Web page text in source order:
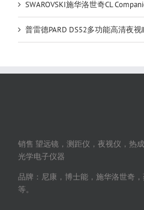
SWAROVSKI施华洛世奇CL
普雷德PARD DS52多功能高清夜
销售 望远镜，测距仪，夜视仪，热
光学电子仪器
品牌：尼康，博士能，施华洛世奇
等。